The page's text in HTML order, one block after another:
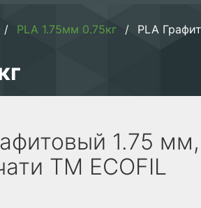
PLA 1.75мм 0.75кг PLA
1.75
TM ECOFIL